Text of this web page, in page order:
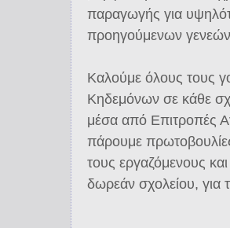
παραγωγής για
προηγούμενων
Καλούμε όλους τους
Κηδεμόνων σε κάθε
μέσα από Επιτροπές
πάρουμε
τους εργαζόμενους
δωρεάν σχολείου,